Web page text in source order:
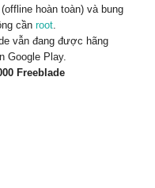
hoàn toàn) và bung
cần root.
vẫn đang được hãng
Google Play.
Freeblade